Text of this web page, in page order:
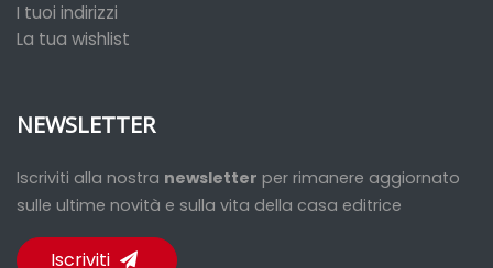
I tuoi indirizzi
La tua wishlist
NEWSLETTER
Iscriviti alla nostra newsletter per rimanere aggiornato
sulle ultime novità e sulla vita della casa editrice
Iscriviti